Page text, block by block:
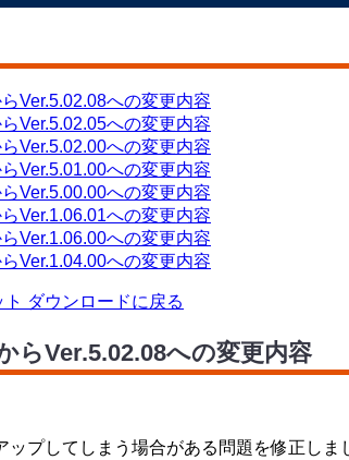
Ver.5.02.08への変更内容
Ver.5.02.05への変更内容
Ver.5.02.00への変更内容
Ver.5.01.00への変更内容
Ver.5.00.00への変更内容
Ver.1.06.01への変更内容
Ver.1.06.00への変更内容
Ver.1.04.00への変更内容
ダウンロードに戻る
らVer.5.02.08への変更内容
ップしてしまう場合がある問題を修正しま